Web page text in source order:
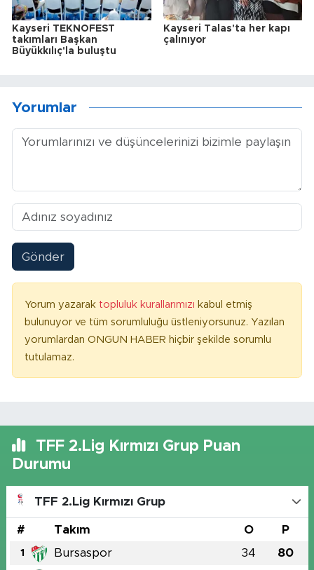
Kayseri TEKNOFEST
takımları Başkan
Büyükkılıç'la buluştu
Kayseri Talas'ta her kapı
çalınıyor
Yorumlar
Gönder
Yorum yazarak topluluk kurallarımızı kabul etmiş
bulunuyor ve tüm sorumluluğu üstleniyorsunuz. Yazılan
yorumlardan ONGUN HABER hiçbir şekilde sorumlu
tutulamaz.
TFF 2.Lig Kırmızı Grup Puan
Durumu
TFF 2.Lig Kırmızı Grup
# Takım O P
1 Bursaspor 34 80